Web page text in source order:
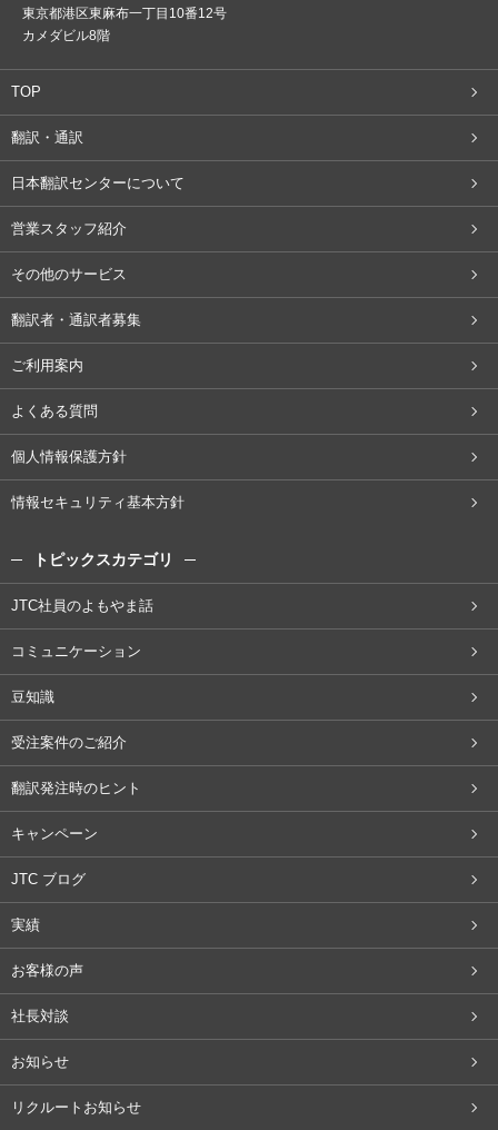
東京都港区東麻布一丁目10番12号
カメダビル8階
TOP
翻訳・通訳
日本翻訳センターについて
営業スタッフ紹介
その他のサービス
翻訳者・通訳者募集
ご利用案内
よくある質問
個人情報保護方針
情報セキュリティ基本方針
トピックスカテゴリ
JTC社員のよもやま話
コミュニケーション
豆知識
受注案件のご紹介
翻訳発注時のヒント
キャンペーン
JTC ブログ
実績
お客様の声
社長対談
お知らせ
リクルートお知らせ